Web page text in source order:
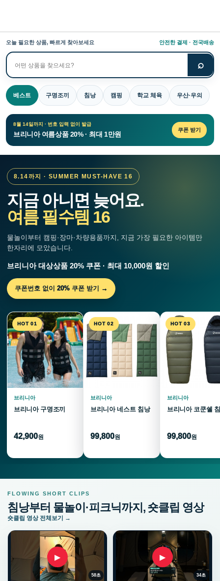
오늘 필요한 상품, 빠르게 찾아보세요 안전한 결제 · 전국배송
상
품
검
색
⌕
베스트 구명조끼 침낭 캠핑 학교 체육 우산·우의
8월 14일까지 · 번호 입력 없이 발급
브리니아 여름상품 20% · 최대 1만원
쿠폰 받기
8.14까지 · SUMMER MUST-HAVE 16
지금 아니면 늦어요.
여름 필수템 16
물놀이부터 캠핑·장마·차량용품까지, 지금 가장 필요한 아이템만
한자리에 모았습니다.
브리니아 대상상품 20% 쿠폰 · 최대 10,000원 할인
쿠폰번호 없이 20% 쿠폰 받기 →
HOT 01
브리니아
브리니아 구명조끼
42,900원
HOT 02
브리니아
브리니아 네스트 침낭
99,800원
HOT 03
브리니아
브리니아 코쿤쉘
99,800원
FLOWING SHORT CLIPS
침낭부터 물놀이·피크닉까지, 숏클립 영상
숏클립 영상 전체보기 →
▶
58초
▶
34초